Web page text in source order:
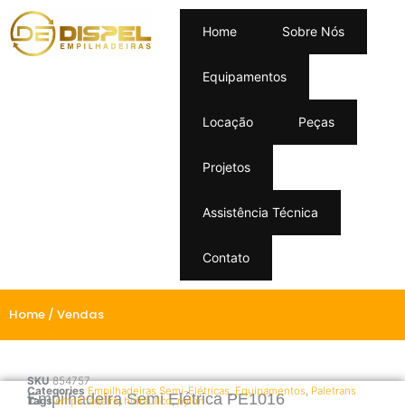
Home Sobre Nós
Equipamentos
Locação Peças
Projetos
Assistência Técnica
Contato
Home / Vendas
Empilhadeira Semi Elétrica PE1016
SKU854757
Categories Empilhadeiras Semi-Elétricas,Equipamentos, Paletrans
Tags empilhadeira, hidráulico,nylon